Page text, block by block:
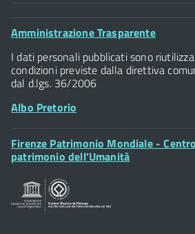
Comune di Firenze
Palazzo Vecchio
Piazza della Signoria - 50122, Firenze
P.IVA 01307110484
Posta Elettronica Certificata
Footer
Amministrazione Trasparente
I dati personali pubblicati sono
condizioni previste dalla direttiva
dal d.lgs. 36/2006
Albo Pretorio
Footer
Widget
Firenze Patrimonio Mondiale -
patrimonio dell’Umanità